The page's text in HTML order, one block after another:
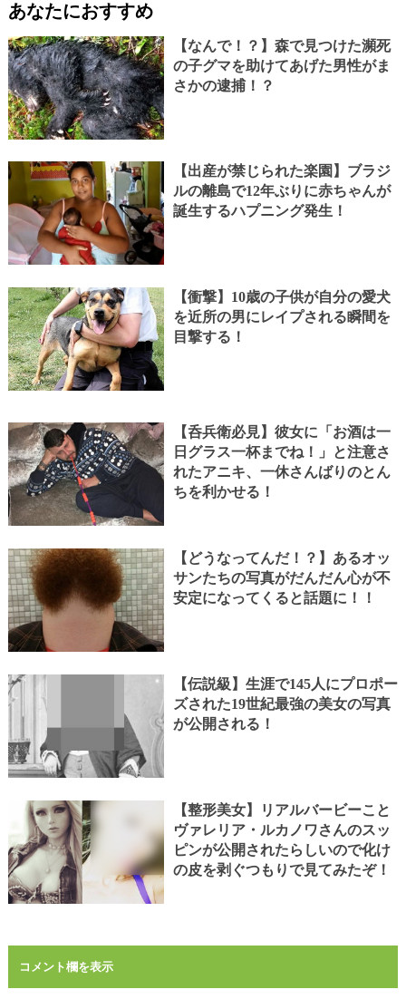
あなたにおすすめ
【なんで！？】森で見つけた瀕死
の子グマを助けてあげた男性がま
さかの逮捕！？
【出産が禁じられた楽園】ブラジ
ルの離島で12年ぶりに赤ちゃんが
誕生するハプニング発生！
【衝撃】10歳の子供が自分の愛犬
を近所の男にレイプされる瞬間を
目撃する！
【呑兵衛必見】彼女に「お酒は一
日グラス一杯までね！」と注意さ
れたアニキ、一休さんばりのとん
ちを利かせる！
【どうなってんだ！？】あるオッ
サンたちの写真がだんだん心が不
安定になってくると話題に！！
【伝説級】生涯で145人にプロポー
ズされた19世紀最強の美女の写真
が公開される！
【整形美女】リアルバービーこと
ヴァレリア・ルカノワさんのスッ
ピンが公開されたらしいので化け
の皮を剥ぐつもりで見てみたぞ！
コメント欄を表示